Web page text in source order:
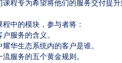
课程专为希望将他们的服务交付提
中的模块，参与者将：
服务的含义。
耀华生态系统内的客户是谁。
服务的五个黄金规则。